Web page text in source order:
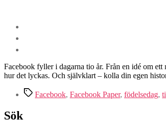
Facebook fyller i dagarna tio år. Från en idé om
hur det lyckas. Och självklart – kolla din egen
Etiketter
Facebook, Facebook Paper, födelsedag,
Sök